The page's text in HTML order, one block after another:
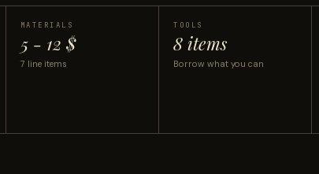
MATERIALS
5 - 12 $
7 line items
TOOLS
8 items
Borrow what you can